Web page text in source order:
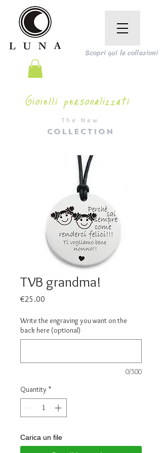
The New
COLLECTION
Scopri qui le collezioni
Gioielli personalizzati
TVB grandma!
€25.00
Write the engraving you want on the
back here (optional)
0/500
Quantity *
Carica un file